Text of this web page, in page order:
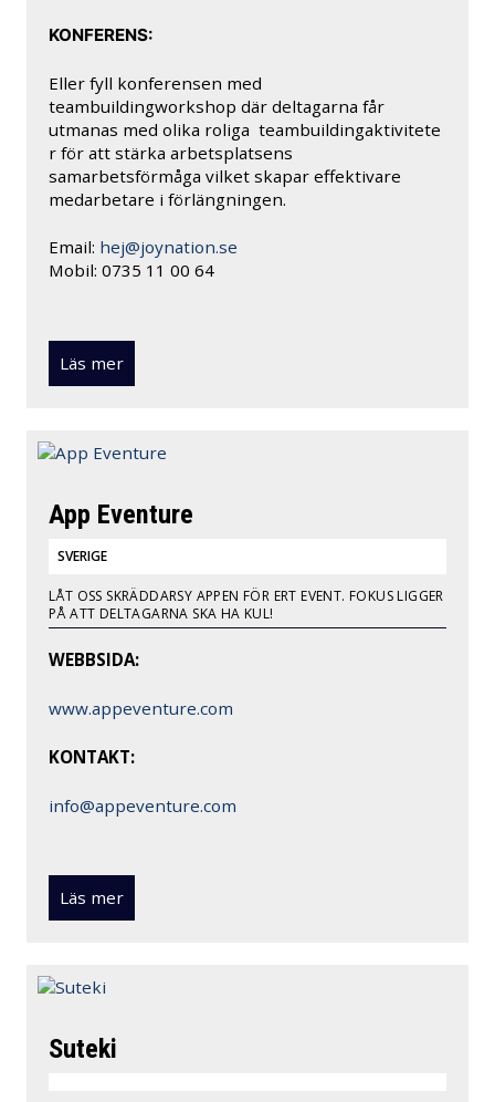
KONFERENS:
Eller fyll konferensen med
teambuildingworkshop där deltagarna får
utmanas med olika roliga teambuildingaktivitete
r för att stärka arbetsplatsens
samarbetsförmåga vilket skapar effektivare
medarbetare i förlängningen.
Email: hej@joynation.se
Mobil: 0735 11 00 64
Läs mer
App Eventure
SVERIGE
LÅT OSS SKRÄDDARSY APPEN FÖR ERT EVENT. FOKUS LIGGER
PÅ ATT DELTAGARNA SKA HA KUL!
WEBBSIDA:
www.appeventure.com
KONTAKT:
info@appeventure.com
Läs mer
Suteki